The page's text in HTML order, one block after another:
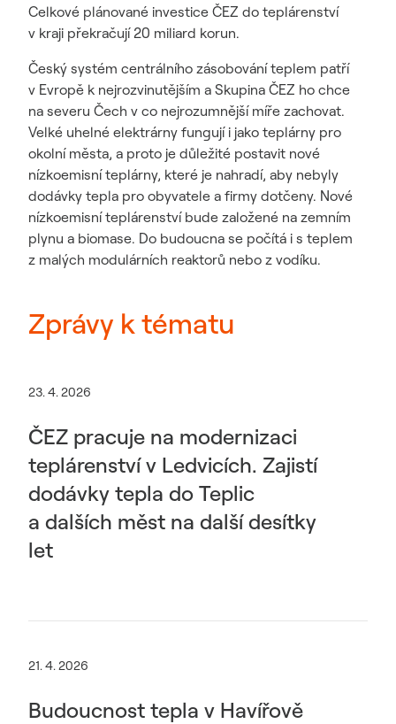
Celkové plánované investice ČEZ do teplárenství
v kraji překračují 20 miliard korun.
Český systém centrálního zásobování teplem patří
v Evropě k nejrozvinutějším a Skupina ČEZ ho chce
na severu Čech v co nejrozumnější míře zachovat.
Velké uhelné elektrárny fungují i jako teplárny pro
okolní města, a proto je důležité postavit nové
nízkoemisní teplárny, které je nahradí, aby nebyly
dodávky tepla pro obyvatele a firmy dotčeny. Nové
nízkoemisní teplárenství bude založené na zemním
plynu a biomase. Do budoucna se počítá i s teplem
z malých modulárních reaktorů nebo z vodíku.
Zprávy k tématu
23. 4. 2026
ČEZ pracuje na modernizaci
teplárenství v Ledvicích. Zajistí
dodávky tepla do Teplic
a dalších měst na další desítky
let
21. 4. 2026
Budoucnost tepla v Havířově